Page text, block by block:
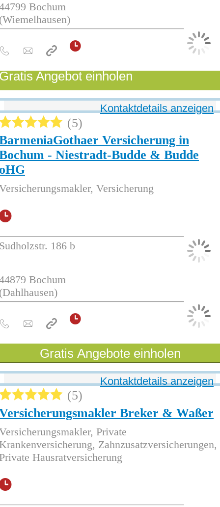
Bochum
Angebot einholen
Versicherung in
- Niestradt-Budde & Budde
Versicherung
5
186 b
Bochum
Kontaktdetails anzeigen
Gratis Angebote einholen
Breker & Waßer
Private
Zahnzusatzversicherungen,
Hausratversicherung
5
Kontaktdetails anzeigen